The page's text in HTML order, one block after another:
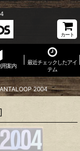
カート
用案内
最近チェックしたアイ
テム
2004
]